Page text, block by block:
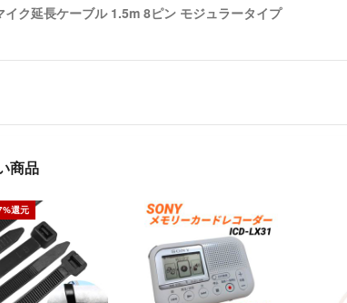
ク延長ケーブル 1.5m 8ピン モジュラータイプ
商品
還元